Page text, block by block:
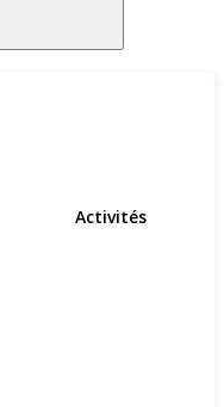
Activités